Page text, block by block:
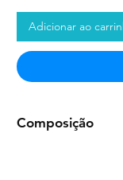
Adicionar ao
Composição